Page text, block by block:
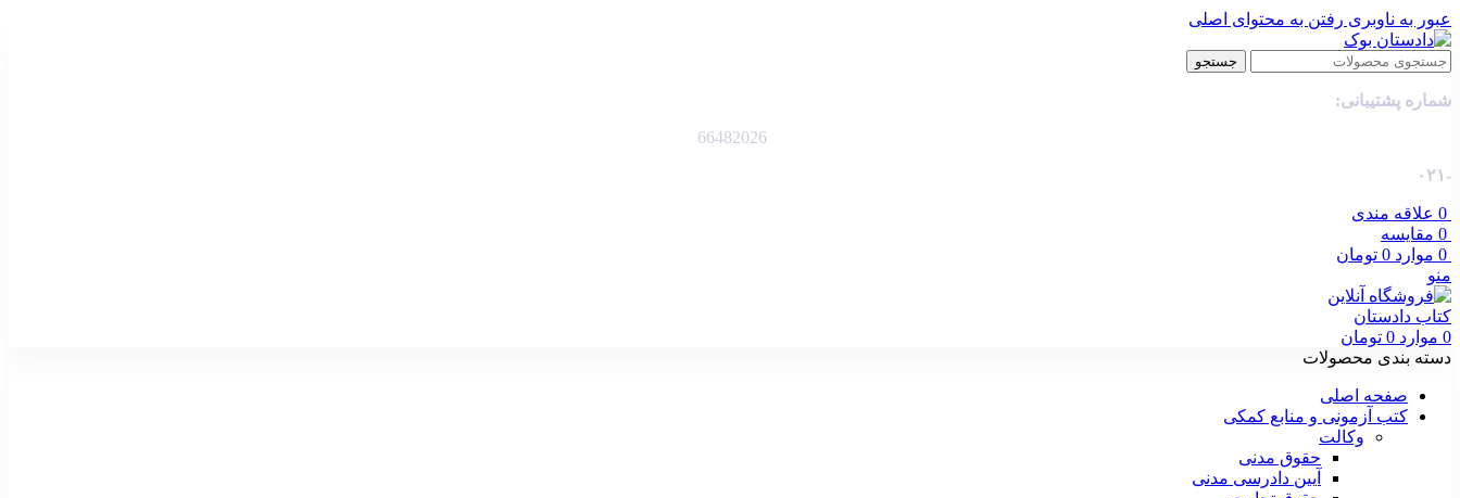
عبور به ناوبری رفتن به محتوای اصلی
جستجو
شماره پشتیبانی:
66482026
-۰۲۱
0 علاقه مندی
0 مقایسه
0 موارد 0 تومان
منو
0 موارد 0 تومان
دسته بندی محصولات
صفحه اصلی
کتب آزمونی و منابع کمکی
وکالت
حقوق مدنی
آیین دادرسی مدنی